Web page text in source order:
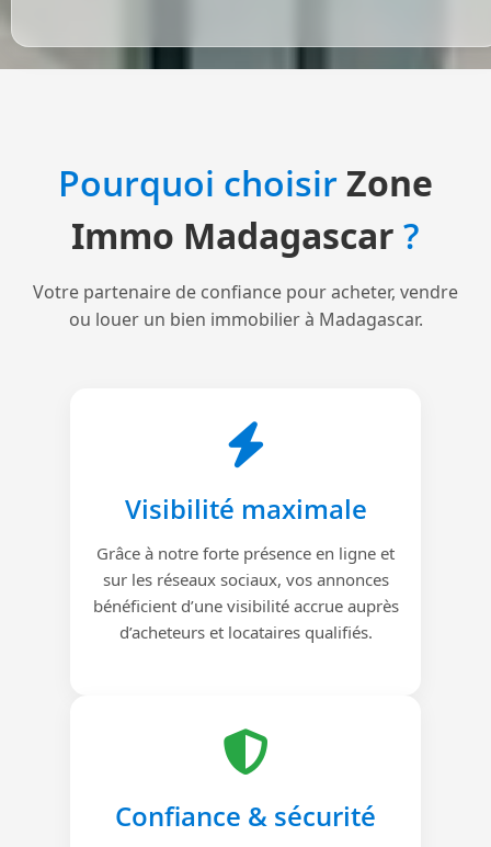
Pourquoi choisirZone
Immo Madagascar ?
Votre partenaire de confiance pour acheter, vendre
ou louer un bien immobilier à Madagascar.
Visibilité maximale
Grâce à notre forte présence en ligne et
sur les réseaux sociaux, vos annonces
bénéficient d’une visibilité accrue auprès
d’acheteurs et locataires qualifiés.
Confiance & sécurité